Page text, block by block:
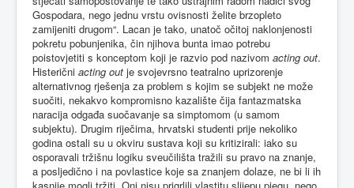
Gospodara, nego jednu vrstu ovisnosti želite brzopleto
zamijeniti drugom“. Lacan je tako, unatoč očitoj naklonjenosti
pokretu pobunjenika, čin njihova bunta imao potrebu
poistovjetiti s konceptom koji je razvio pod nazivom acting out.
Histerični acting out je svojevrsno teatralno uprizorenje
alternativnog rješenja za problem s kojim se subjekt ne može
suočiti, nekakvo kompromisno kazalište čija fantazmatska
naracija odgađa suočavanje sa simptomom (u samom
subjektu). Drugim riječima, hrvatski studenti prije nekoliko
godina ostali su u okviru sustava koji su kritizirali: iako su
osporavali tržišnu logiku sveučilišta tražili su pravo na znanje,
a posljedično i na povlastice koje sa znanjem dolaze, ne bi li ih